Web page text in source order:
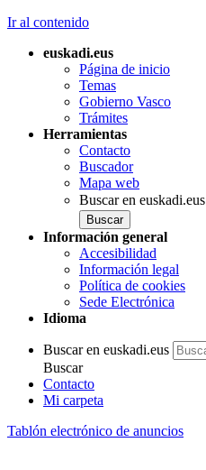
Ir al contenido
euskadi.eus
Página de inicio
Temas
Gobierno Vasco
Trámites
Herramientas
Contacto
Buscador
Mapa web
Buscar en euskadi.eus
Información general
Accesibilidad
Información legal
Política de cookies
Sede Electrónica
Idioma
Buscar en euskadi.eus
Buscar
Contacto
Mi carpeta
Tablón electrónico de anuncios